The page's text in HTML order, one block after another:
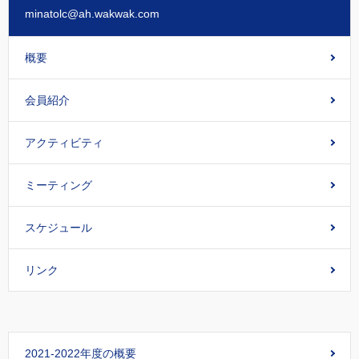
minatolc@ah.wakwak.com
概要
会員紹介
アクティビティ
ミーティング
スケジュール
リンク
2021-2022年度の概要